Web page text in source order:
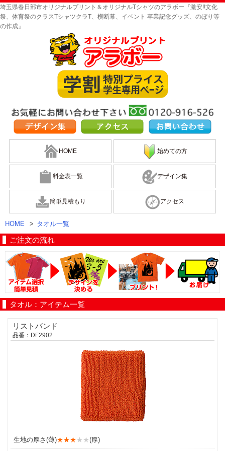
埼玉県春日部市オリジナルプリント＆オリジナルTシャツのアラボー『激安!!文化
祭、体育祭のクラスTシャツクラT、横断幕、イベント 卒業記念グッズ、のぼり等
の作成』
HOME 始めての方
料金表一覧 デザイン集
簡単見積もり アクセス
HOME > タオル一覧
ご注文の流れ
タオル：アイテム一覧
リストバンド
品番：DF2902
生地の厚さ(薄)★★★★★(厚)